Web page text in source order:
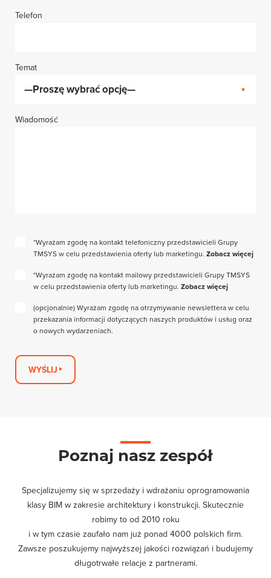
Telefon
Temat
Wiadomość
*Wyrażam zgodę na kontakt telefoniczny przedstawicieli Grupy
TMSYS w celu przedstawienia oferty lub marketingu. Zobacz więcej
*Wyrażam zgodę na kontakt mailowy przedstawicieli Grupy TMSYS
w celu przedstawienia oferty lub marketingu. Zobacz więcej
(opcjonalnie) Wyrażam zgodę na otrzymywanie newslettera w celu
przekazania informacji dotyczących naszych produktów i usług oraz
o nowych wydarzeniach.
WYŚLIJ
Poznaj nasz zespół
Specjalizujemy się w sprzedaży i wdrażaniu oprogramowania
klasy BIM w zakresie architektury i konstrukcji. Skutecznie
robimy to od 2010 roku
i w tym czasie zaufało nam już ponad 4000 polskich firm.
Zawsze poszukujemy najwyższej jakości rozwiązań i budujemy
długotrwałe relacje z partnerami.